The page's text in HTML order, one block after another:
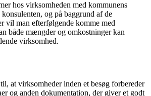
hos virksomheden med kommunens
og på baggrund af de
vil man efterfølgende komme med
både mængder og omkostninger kan
virksomhed.
at virksomheder inden et besøg forbereder
og anden dokumentation, der giver et godt